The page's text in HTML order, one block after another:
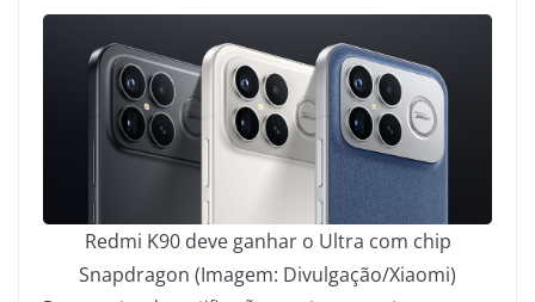
Redmi K90 deve ganhar o Ultra com chip
Snapdragon (Imagem: Divulgação/Xiaomi)